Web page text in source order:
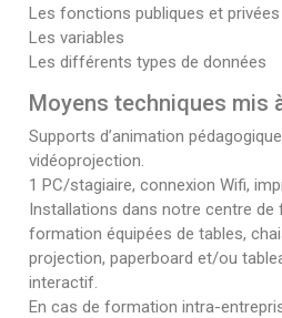
Les fonctions publiques et privées
Les variables
Les différents types de données
Moyens techniques mis
Supports d’animation
vidéoprojection.
1 PC/stagiaire, connexion Wifi,
Installations dans notre centre de
formation équipées de tables,
projection, paperboard et/ou
interactif.
En cas de formation intra-